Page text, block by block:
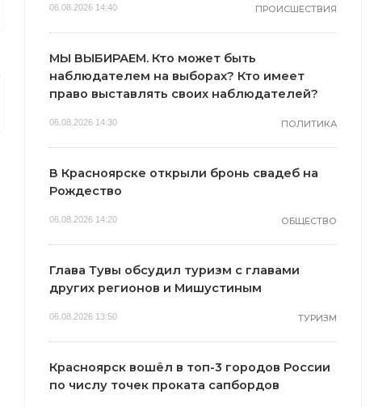
06.08.2026 14:40 ПРОИСШЕСТВИЯ
МЫ ВЫБИРАЕМ. Кто может быть
наблюдателем на выборах? Кто имеет
право выставлять своих наблюдателей?
06.08.2026 14:30 ПОЛИТИКА
В Красноярске открыли бронь свадеб на
Рождество
06.08.2026 14:20 ОБЩЕСТВО
Глава Тувы обсудил туризм с главами
других регионов и Мишустиным
06.08.2026 13:50 ТУРИЗМ
Красноярск вошёл в топ-3 городов России
по числу точек проката сапбордов